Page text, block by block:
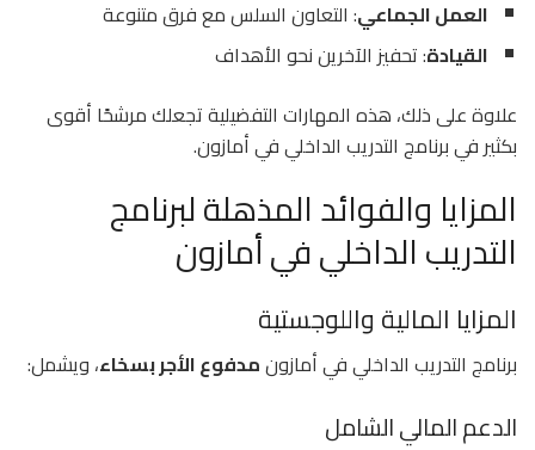
العمل الجماعي: التعاون السلس مع فرق متنوعة
القيادة: تحفيز الآخرين نحو الأهداف
علاوة على ذلك، هذه المهارات التفضيلية تجعلك مرشحًا أقوى
بكثير في برنامج التدريب الداخلي في أمازون.
المزايا والفوائد المذهلة لبرنامج
التدريب الداخلي في أمازون
المزايا المالية واللوجستية
برنامج التدريب الداخلي في أمازونمدفوع الأجر بسخاء، ويشمل:
الدعم المالي الشامل